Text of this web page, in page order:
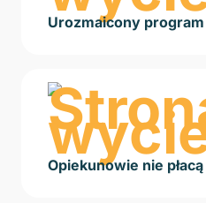
Urozmaicony program
Opiekunowie nie płacą